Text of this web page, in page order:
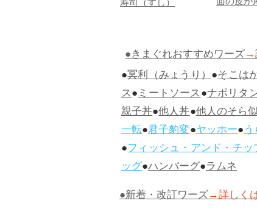
寿司（すし）
●きまぐれおすすめワーズ→
●冥利（みょうり）●そこは
ス●ミートソース●ナポリタ
親子丼●他人丼●他人のそら
一転●君子豹変●ヤッホー●
●フィッシュ・アンド・チ
ッグ●ハンバーグ●ラムネ
●新着・改訂ワーズ→詳しく